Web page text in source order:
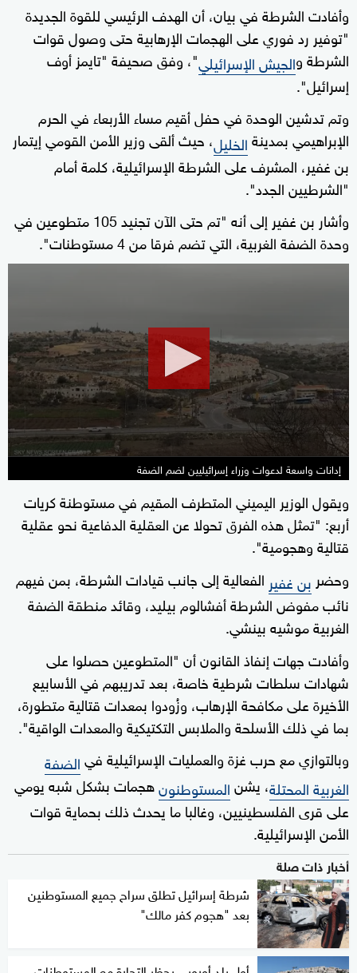
وأفادت الشرطة في بيان، أن الهدف الرئيسي للقوة الجديدة
"توفير رد فوري على الهجمات الإرهابية حتى وصول قوات
الشرطة والجيش الإسرائيلي"، وفق صحيفة "تايمز أوف
إسرائيل".
وتم تدشين الوحدة في حفل أقيم مساء الأربعاء في الحرم
الإبراهيمي بمدينةالخليل، حيث ألقى وزير الأمن القومي إيتمار
بن غفير، المشرف على الشرطة الإسرائيلية، كلمة أمام
"الشرطيين الجدد".
وأشار بن غفير إلى أنه "تم حتى الآن تجنيد 105 متطوعين في
وحدة الضفة الغربية، التي تضم فرقا من 4 مستوطنات".
1
minute,
31
seconds
إدانات واسعة لدعوات وزراء إسرائيليين لضم الضفة
ويقول الوزير اليميني المتطرف المقيم في مستوطنة كريات
أربع: "تمثل هذه الفرق تحولا عن العقلية الدفاعية نحو عقلية
قتالية وهجومية".
وحضر بن غفير الفعالية إلى جانب قيادات الشرطة، بمن فيهم
نائب مفوض الشرطة أفشالوم بيليد، وقائد منطقة الضفة
الغربية موشيه بينشي.
وأفادت جهات إنفاذ القانون أن "المتطوعين حصلوا على
شهادات سلطات شرطية خاصة، بعد تدريبهم في الأسابيع
الأخيرة على مكافحة الإرهاب، وزُودوا بمعدات قتالية متطورة،
بما في ذلك الأسلحة والملابس التكتيكية والمعدات الواقية".
وبالتوازي مع حرب غزة والعمليات الإسرائيلية فيالضفة
الغربية المحتلة، يشنالمستوطنونهجمات بشكل شبه يومي
على قرى الفلسطينيين، وغالبا ما يحدث ذلك بحماية قوات
الأمن الإسرائيلية.
أخبار ذات صلة
شرطة إسرائيل تطلق سراح جميع المستوطنين
بعد "هجوم كفر مالك"